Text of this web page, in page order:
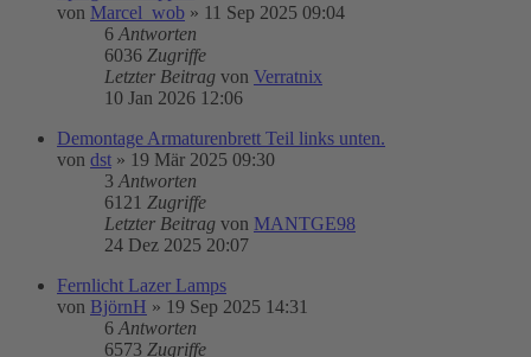
von Marcel_wob » 11 Sep 2025 09:04
6 Antworten
6036 Zugriffe
Letzter Beitrag von Verratnix
10 Jan 2026 12:06
Demontage Armaturenbrett Teil links unten.
von dst » 19 Mär 2025 09:30
3 Antworten
6121 Zugriffe
Letzter Beitrag von MANTGE98
24 Dez 2025 20:07
Fernlicht Lazer Lamps
von BjörnH » 19 Sep 2025 14:31
6 Antworten
6573 Zugriffe